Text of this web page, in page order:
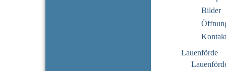
Bilder
Lauenförde